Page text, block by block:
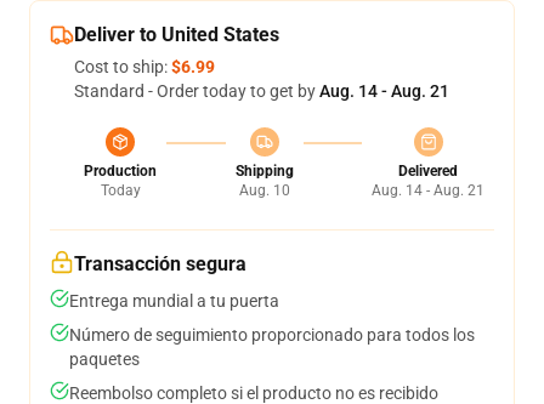
Deliver to United States
Cost to ship:$6.99
Standard - Order today to get byAug. 14 - Aug. 21
Production
Today
Shipping
Aug. 10
Delivered
Aug. 14 - Aug. 21
Transacción segura
Entrega mundial a tu puerta
Número de seguimiento proporcionado para todos los
paquetes
Reembolso completo si el producto no es recibido